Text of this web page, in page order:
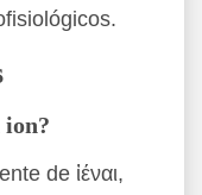
ion?
de ἰέναι,